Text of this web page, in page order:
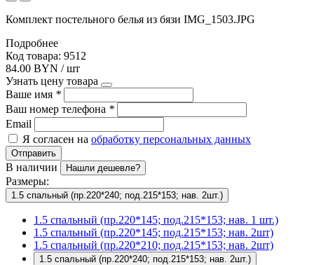
Комплект постельного белья из бязи IMG_1503.JPG
Подробнее
Код товара: 9512
84.00 BYN / шт
Узнать цену товара
Ваше имя *
Ваш номер телефона *
Email
Я согласен на обработку персональных данных
Отправить
В наличии Нашли дешевле?
Размеры:
1.5 спальный (пр.220*240; под.215*153; нав. 2шт.)
1.5 спальный (пр.220*145; под.215*153; нав. 1 шт.)
1.5 спальный (пр.220*145; под.215*153; нав. 2шт)
1.5 спальный (пр.220*210; под.215*153; нав. 2шт)
1.5 спальный (пр.220*240; под.215*153; нав. 2шт.)